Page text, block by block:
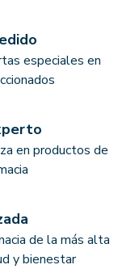
especiales en
en productos de
de la más alta
y bienestar